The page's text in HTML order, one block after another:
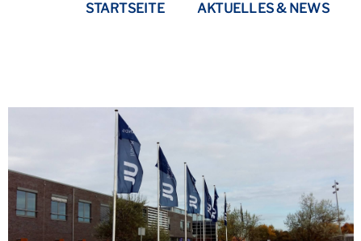
STARTSEITE AKTUELLES & NEWS
CORONA